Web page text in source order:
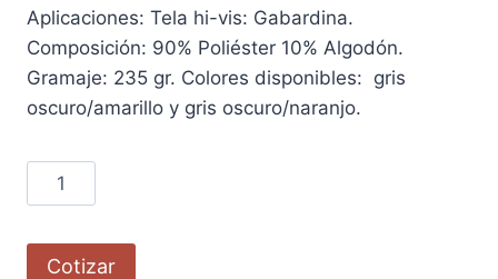
Aplicaciones: Tela hi-vis: Gabardina.
Composición: 90% Poliéster 10% Algodón.
Gramaje: 235 gr. Colores disponibles: gris
oscuro/amarillo y gris oscuro/naranjo.
Cotizar